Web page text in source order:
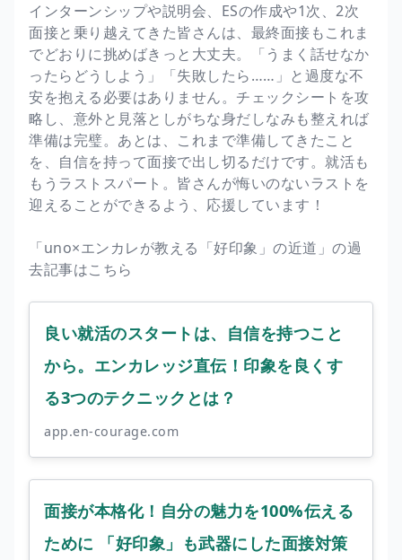
インターンシップや説明会、ESの作成や1次、2次
面接と乗り越えてきた皆さんは、最終面接もこれま
でどおりに挑めばきっと大丈夫。「うまく話せなか
ったらどうしよう」「失敗したら……」と過度な不
安を抱える必要はありません。チェックシートを攻
略し、意外と見落としがちな身だしなみも整えれば
準備は完璧。あとは、これまで準備してきたこと
を、自信を持って面接で出し切るだけです。就活も
もうラストスパート。皆さんが悔いのないラストを
迎えることができるよう、応援しています！
「uno×エンカレが教える「好印象」の近道」の過
去記事はこちら
良い就活のスタートは、自信を持つこと
から。エンカレッジ直伝！印象を良くす
る3つのテクニックとは？
app.en-courage.com
面接が本格化！自分の魅力を100%伝える
ために 「好印象」も武器にした面接対策